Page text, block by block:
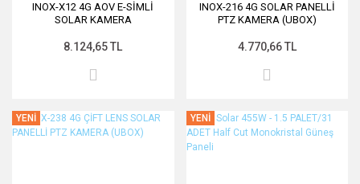
INOX-X12 4G AOV E-SİMLİ
SOLAR KAMERA
8.124,65 TL
INOX-216 4G SOLAR PANELLİ
PTZ KAMERA (UBOX)
4.770,66 TL
YENİ YENİ